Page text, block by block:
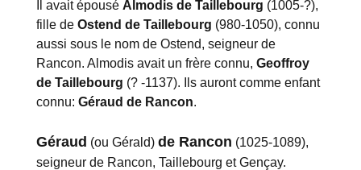
Il avait épousé Almodis de Taillebourg (1005-?),
fille de Ostend de Taillebourg (980-1050), connu
aussi sous le nom de Ostend, seigneur de
Rancon. Almodis avait un frère connu, Geoffroy
de Taillebourg (? -1137). Ils auront comme enfant
connu: Géraud de Rancon.
Géraud (ou Gérald) de Rancon (1025-1089),
seigneur de Rancon, Taillebourg et Gençay.